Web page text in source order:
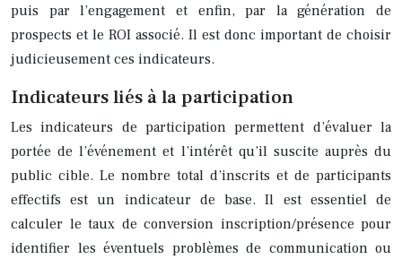
puis par l’engagement et enfin, par la génération de
prospects et le ROI associé. Il est donc important de choisir
judicieusement ces indicateurs.
Indicateurs liés à la participation
Les indicateurs de participation permettent d’évaluer la
portée de l’événement et l’intérêt qu’il suscite auprès du
public cible. Le nombre total d’inscrits et de participants
effectifs est un indicateur de base. Il est essentiel de
calculer le taux de conversion inscription/présence pour
identifier les éventuels problèmes de communication ou